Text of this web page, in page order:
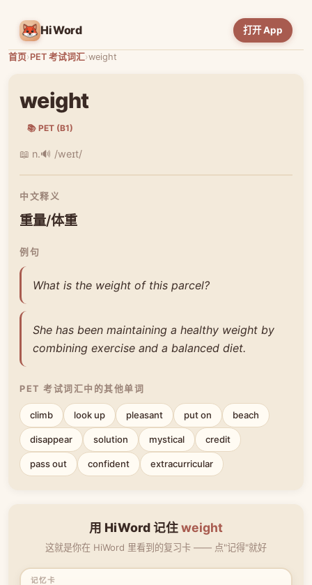
HiWord 打开 App
首页›PET 考试词汇›weight
weight
📚 PET (B1)
📖 n.🔊 /weɪt/
中文释义
重量/体重
例句
What is the weight of this parcel?
She has been maintaining a healthy weight by
combining exercise and a balanced diet.
PET 考试词汇中的其他单词
climb look up pleasant put on beach
disappear solution mystical credit
pass out confident extracurricular
用 HiWord 记住weight
这就是你在 HiWord 里看到的复习卡 —— 点"记得"就好